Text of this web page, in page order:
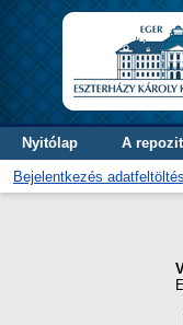
Nyitólap A
Bejelentkezés